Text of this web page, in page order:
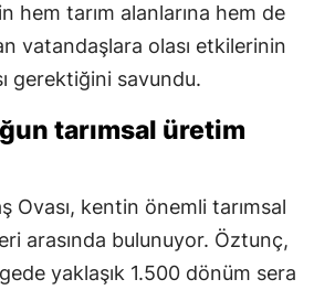
hem tarım alanlarına hem de
vatandaşlara olası etkilerinin
gerektiğini savundu.
tarımsal üretim
Ovası, kentin önemli tarımsal
arasında bulunuyor. Öztunç,
yaklaşık 1.500 dönüm sera